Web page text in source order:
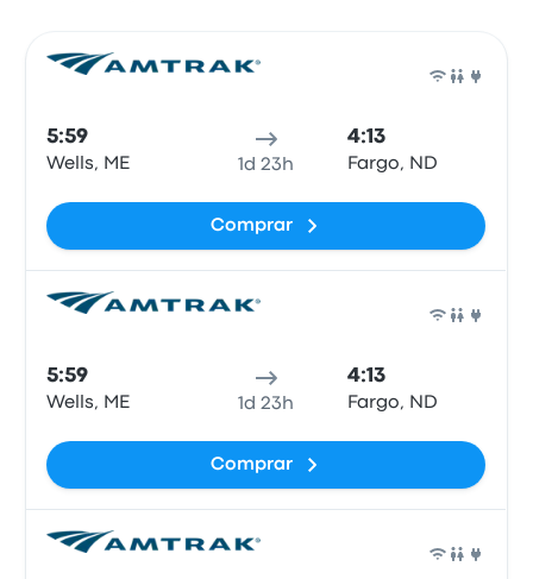
5:59
Wells, ME 1d 23h
4:13
Fargo, ND
Comprar
5:59
Wells, ME 1d 23h
4:13
Fargo, ND
Comprar